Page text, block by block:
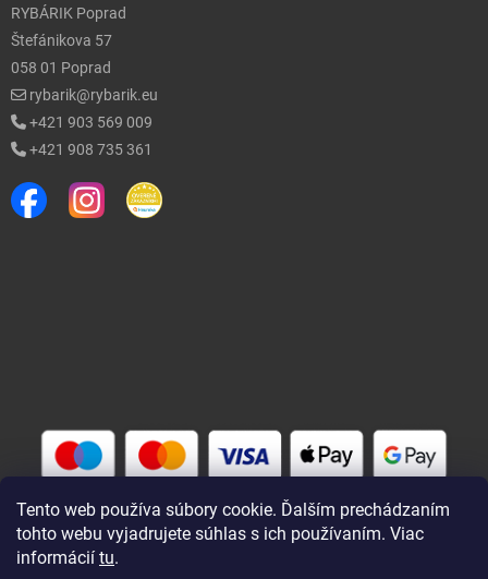
Tento web používa súbory cookie. Ďalším prechádzaním
tohto webu vyjadrujete súhlas s ich používaním. Viac
informácií tu.
RYBÁRIK Poprad
Štefánikova 57
058 01 Poprad
rybarik@rybarik.eu
+421 903 569 009
+421 908 735 361